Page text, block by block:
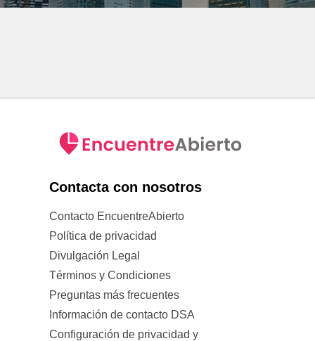
Contacta con nosotros
Contacto EncuentreAbierto
Política de privacidad
Divulgación Legal
Términos y Condiciones
Preguntas más frecuentes
Información de contacto DSA
Configuración de privacidad y